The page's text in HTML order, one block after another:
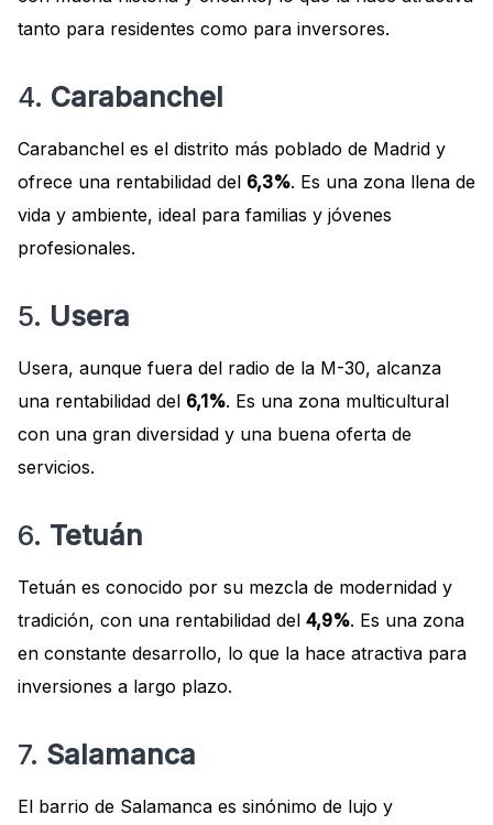
tanto para residentes como para inversores.
4. Carabanchel
Carabanchel es el distrito más poblado de Madrid y
ofrece una rentabilidad del 6,3%. Es una zona llena de
vida y ambiente, ideal para familias y jóvenes
profesionales.
5. Usera
Usera, aunque fuera del radio de la M-30, alcanza
una rentabilidad del 6,1%. Es una zona multicultural
con una gran diversidad y una buena oferta de
servicios.
6. Tetuán
Tetuán es conocido por su mezcla de modernidad y
tradición, con una rentabilidad del 4,9%. Es una zona
en constante desarrollo, lo que la hace atractiva para
inversiones a largo plazo.
7. Salamanca
El barrio de Salamanca es sinónimo de lujo y